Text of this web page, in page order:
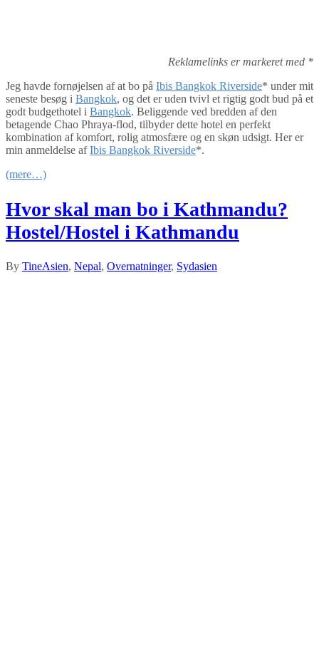
Reklamelinks er markeret med *
Jeg havde fornøjelsen af at bo på Ibis Bangkok Riverside* under mit
seneste besøg i Bangkok, og det er uden tvivl et rigtig godt bud på et
godt budgethotel i Bangkok. Beliggende ved bredden af den
betagende Chao Phraya-flod, tilbyder dette hotel en perfekt
kombination af komfort, rolig atmosfære og en skøn udsigt. Her er
min anmeldelse afIbis Bangkok Riverside*.
(mere…)
Hvor skal man bo i Kathmandu?
Hostel/Hostel i Kathmandu
By TineAsien, Nepal, Overnatninger, Sydasien